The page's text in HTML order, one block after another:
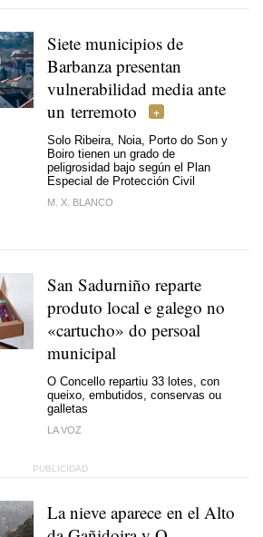
Siete municipios de
Barbanza presentan
vulnerabilidad media ante
un terremoto
Solo Ribeira, Noia, Porto do Son y
Boiro tienen un grado de
peligrosidad bajo según el Plan
Especial de Protección Civil
M. X. BLANCO
San Sadurniño reparte
produto local e galego no
«cartucho» do persoal
municipal
O Concello repartiu 33 lotes, con
queixo, embutidos, conservas ou
galletas
LA VOZ
La nieve aparece en el Alto